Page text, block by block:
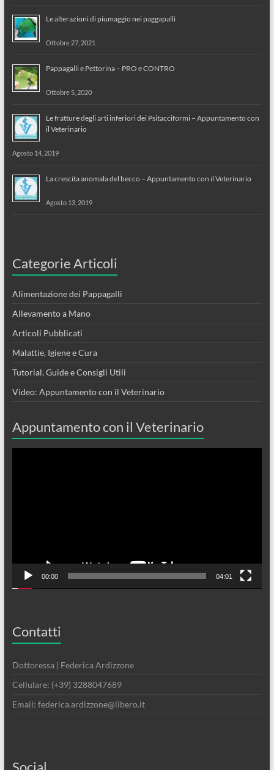
Le alterazioni di piumaggio nei paggapalli
Ottobre 27, 2021
Pappagalli e Pettorina – PRO e CONTRO
Ottobre 5, 2020
Le fratture degli arti inferiori dei Psitacciformi – Appuntamento con
il Veterinario
Agosto 14, 2019
La crescita anomala del becco – Appuntamento con il Veterinario
Agosto 13, 2019
Categorie Articoli
Alimentazione dei Pappagalli
Allevamento a Mano
Articoli Pubblicati
Malattie, Igiene e Cura
Tutorial, Guide e Consigli Utili
Video: Appuntamento con il Veterinario
Appuntamento con il Veterinario
00:00 04:01
Contatti
Dottoressa | Federica Ardizzone
Cellulare: (+39) 3288047689
Email: federica.ardizzone@libero.it